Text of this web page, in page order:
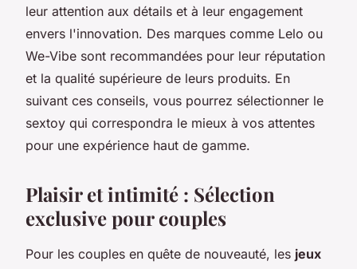
leur attention aux détails et à leur engagement
envers l'innovation. Des marques comme Lelo ou
We-Vibe sont recommandées pour leur réputation
et la qualité supérieure de leurs produits. En
suivant ces conseils, vous pourrez sélectionner le
sextoy qui correspondra le mieux à vos attentes
pour une expérience haut de gamme.
Plaisir et intimité : Sélection
exclusive pour couples
Pour les couples en quête de nouveauté, les jeux